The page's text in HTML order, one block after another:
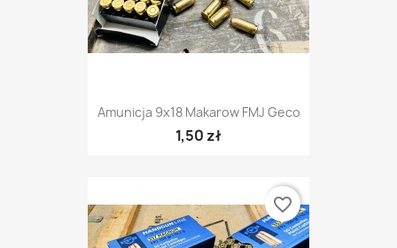
Amunicja 9x18 Makarow FMJ Geco
1,50 zł
favorite_border